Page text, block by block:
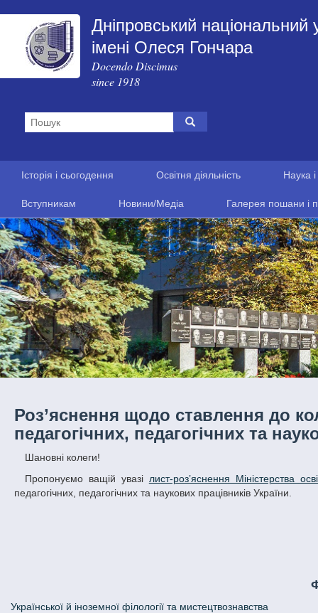
Дніпровський національний
імені Олеся Гончара
Docendo Discimus
since 1918
Історія і сьогодення Освітня діяльність Наука
Вступникам Новини/Медіа Галерея пошани і
Роз’яснення щодо ставлення до
педагогічних, педагогічних та
Шановні колеги!
Пропонуємо ващій увазі лист-роз’яснення Міністерства
педагогічних, педагогічних та наукових працівників України.
Української й іноземної філології та мистецтвознавства